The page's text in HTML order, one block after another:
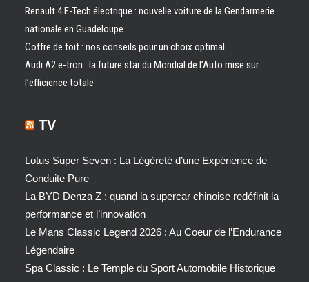
Renault 4 E-Tech électrique : nouvelle voiture de la Gendarmerie
nationale en Guadeloupe
Coffre de toit : nos conseils pour un choix optimal
Audi A2 e-tron : la future star du Mondial de l’Auto mise sur
l’efficience totale
TV
Lotus Super Seven : La Légèreté d’une Expérience de
Conduite Pure
La BYD Denza Z : quand la supercar chinoise redéfinit la
performance et l’innovation
Le Mans Classic Legend 2026 : Au Coeur de l’Endurance
Légendaire
Spa Classic : Le Temple du Sport Automobile Historique